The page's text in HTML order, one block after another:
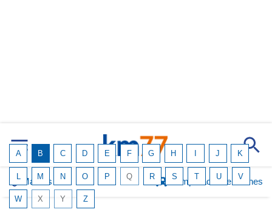
Marcas Comparador de coches
A B C D E F G H J K
L M N O P Q R S T U V
W X Y Z